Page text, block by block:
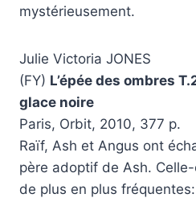
mystérieusement.
Julie Victoria JONES
(FY) L’épée des ombres
glace noire
Paris, Orbit, 2010, 377 p.
Raïf, Ash et Angus ont
père adoptif de Ash.
de plus en plus